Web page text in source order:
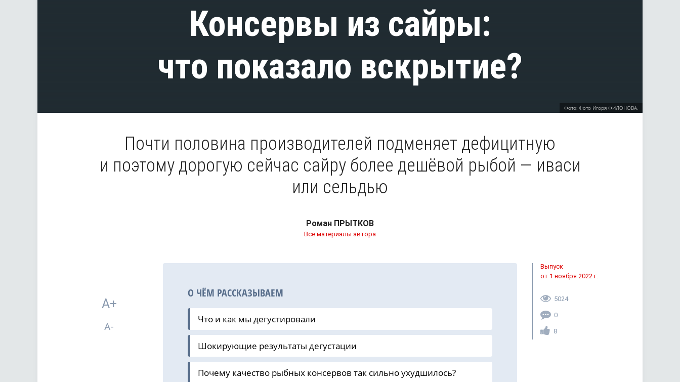
Консервы из сайры:
что показало вскрытие?
Фото: Фото Игоря ФИЛОНОВА.
Почти половина производителей подменяет дефицитную
и поэтому дорогую сейчас сайру более дешёвой рыбой — иваси
или сельдью
Роман ПРЫТКОВ
Все материалы автора
A+
A-
О ЧЁМ РАССКАЗЫВАЕМ
Что и как мы дегустировали
Шокирующие результаты дегустации
Почему качество рыбных консервов так сильно ухудшилось?
Выпуск
от 1 ноября 2022 г.
5024
0
8